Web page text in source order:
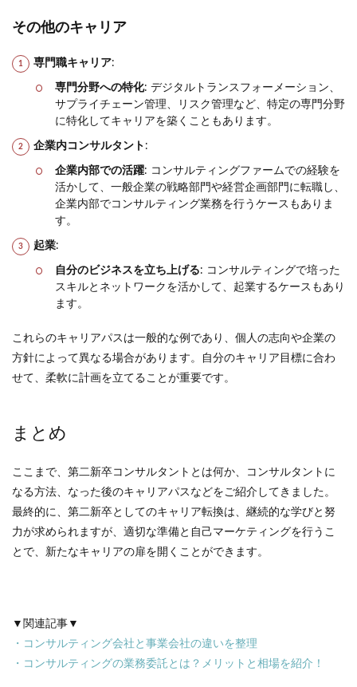
その他のキャリア
専門職キャリア:
専門分野への特化: デジタルトランスフォーメーション、
サプライチェーン管理、リスク管理など、特定の専門分野
に特化してキャリアを築くこともあります。
企業内コンサルタント :
企業内部での活躍: コンサルティングファームでの経験を
活かして、一般企業の戦略部門や経営企画部門に転職し、
企業内部でコンサルティング業務を行うケースもありま
す。
起業:
自分のビジネスを立ち上げる: コンサルティングで培った
スキルとネットワークを活かして、起業するケースもあり
ます。
これらのキャリアパスは一般的な例であり、個人の志向や企業の
方針によって異なる場合があります。自分のキャリア目標に合わ
せて、柔軟に計画を立てることが重要です。
まとめ
ここまで、第二新卒コンサルタントとは何か、コンサルタントに
なる方法、なった後のキャリアパスなどをご紹介してきました。
最終的に、第二新卒としてのキャリア転換は、継続的な学びと努
力が求められますが、適切な準備と自己マーケティングを行うこ
とで、新たなキャリアの扉を開くことができます。
▼関連記事▼
・コンサルティング会社と事業会社の違いを整理
・コンサルティングの業務委託とは？メリットと相場を紹介！